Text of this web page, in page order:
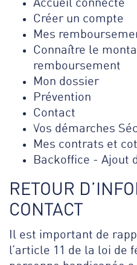
Accueil connecté
Créer un compte
Mes
Connaître le
remboursement
Mon dossier
Prévention
Contact
Vos démarches
Mes contrats et
Backoffice - Ajout
RETOUR
CONTACT
Il est important de
l’article 11 de la loi de